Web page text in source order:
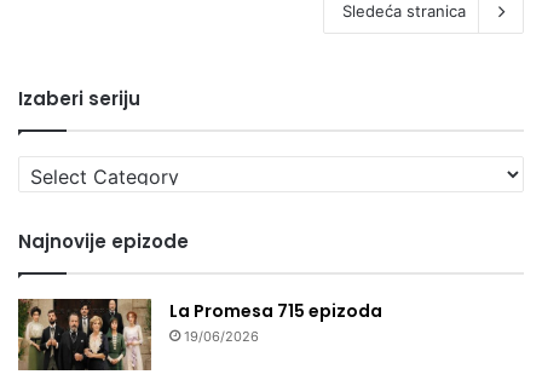
Sledeća stranica
Izaberi seriju
Izaberi
seriju
Najnovije epizode
La Promesa 715 epizoda
19/06/2026